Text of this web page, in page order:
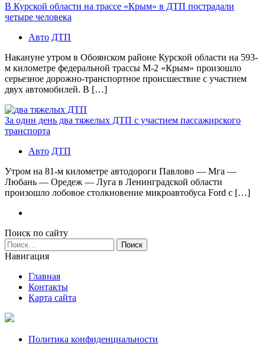
В Курской области на трассе «Крым» в ДТП пострадали
четыре человека
Авто ДТП
Накануне утром в Обоянском районе Курской области на 593-
м километре федеральной трассы М-2 «Крым» произошло
серьезное дорожно-транспортное происшествие с участием
двух автомобилей. В […]
За один день два тяжелых ДТП с участием пассажирского
транспорта
Авто ДТП
Утром на 81-м километре автодороги Павлово — Мга —
Любань — Оредеж — Луга в Ленинградской области
произошло лобовое столкновение микроавтобуса Ford с […]
Поиск по сайту
Найти:
Навигация
Главная
Контакты
Карта сайта
Политика конфиденциальности